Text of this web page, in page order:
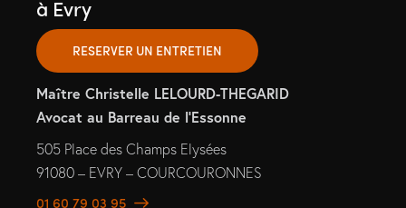
à Evry
RESERVER UN ENTRETIEN
Maître Christelle LELOURD-THEGARID
Avocat au Barreau de l’Essonne
505 Place des Champs Elysées
91080 – EVRY – COURCOURONNES
01 60 79 03 95